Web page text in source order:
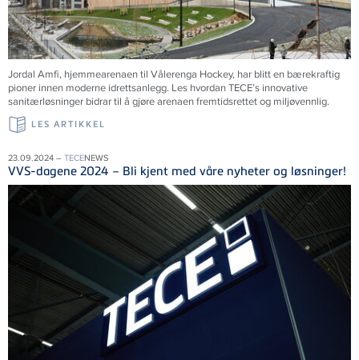
Jordal Amfi, hjemmearenaen til Vålerenga Hockey, har blitt en bærekraftig
pioner innen moderne idrettsanlegg. Les hvordan TECE’s innovative
sanitærløsninger bidrar til å gjøre arenaen fremtidsrettet og miljøvennlig.
LES ARTIKKEL
23.09.2024 – TECENEWS
VVS-dagene 2024 – Bli kjent med våre nyheter og løsninger!